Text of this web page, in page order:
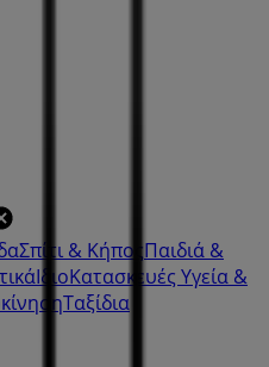
Σπίτι & ΚήποςΠαιδιά &
ΙδιοΚατασκευές Υγεία &
Ταξίδια